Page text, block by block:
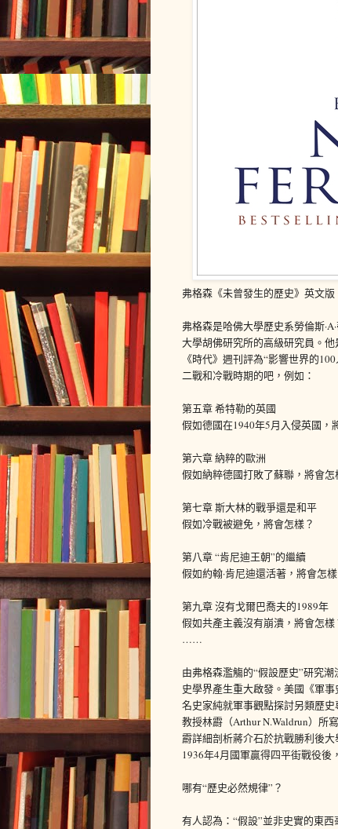
弗格森《未曾發生的歷史》英文版
弗格森是哈佛大學歷史系勞倫斯
大學胡佛研究所的高級研究員。
《時代》週刊評為“影響世界的
二戰和冷戰時期的吧，例如：
第五章 希特勒的英國
假如德國在1940年5月入侵英國，
第六章 納粹的歐洲
假如納粹德國打敗了蘇聯，將會怎
第七章 斯大林的戰爭還是和平
假如冷戰被避免，將會怎樣？
第八章 “肯尼迪王朝”的繼續
假如約翰·肯尼迪還活著，將會怎樣
第九章 沒有戈爾巴喬夫的1989年
假如共產主義沒有崩潰，將會怎樣
……
由弗格森濫觴的“假設歷史”研究
史學界產生重大啟發。美國《軍
名史家純就軍事觀點探討另類歷
教授林霨（Arthur N.Waldrun）
霨詳細剖析蔣介石於抗戰勝利後
1936年4月國軍贏得四平街戰役後
哪有“歷史必然規律”？
有人認為：“假設”並非史實的東西